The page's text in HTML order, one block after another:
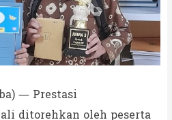
— Prestasi
ditorehkan oleh peserta